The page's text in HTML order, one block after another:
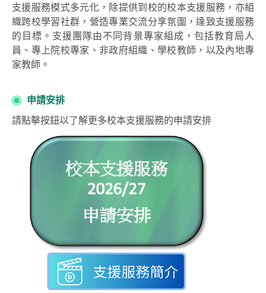
支援服務模式多元化，除提供到校的校本支援服務，亦組
織跨校學習社群，營造專業交流分享氛圍，達致支援服務
的目標。支援團隊由不同背景專家組成，包括教育局人
員、專上院校專家、非政府組織、學校教師，以及內地專
家教師。
申請安排
請點擊按鈕以了解更多校本支援服務的申請安排